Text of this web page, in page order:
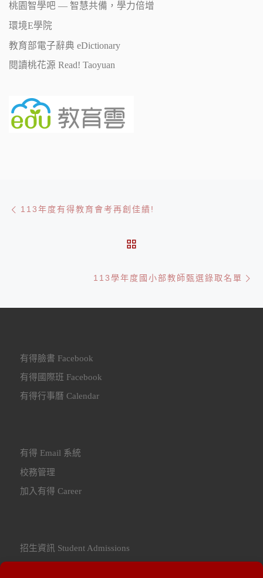
桃園智學吧 — 智慧共備，學力倍增
環境E學院
教育部電子辭典 eDictionary
閱讀桃花源 Read! Taoyuan
113年度有得教育會考再創佳績!
113學年度國小部教師甄選錄取名單
有得臉書 Facebook
有得國際班 Facebook
有得行事曆 Calendar
有得 Email 系統
校務管理
加入有得 Career
招生資訊 Student Admissions